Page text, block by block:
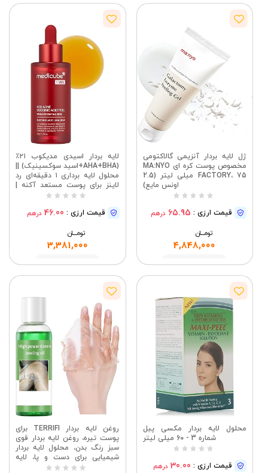
ژل لایه بردار آنزیمی گالاکتومی
مخصوص پوست کره ای MA:NYO
FACTORY، 75 میلی لیتر (2.5
اونس مایع)
قیمت ارزی : 65.95 درهم
تومــــــان
4,848,000
مشاهده
لایه بردار اسیدی مدیکوب ۲۱٪
(AHA+BHA+اسید سوکسینیک) ||
محلول لایه برداری ۱ دقیقه‌ای رد
لاینز برای پوست مستعد آکنه |
غیر محرک اما موثر | محصولات
اونس مایع)
قیمت ارزی : 46.00 درهم
تومــــــان
3,381,000
مشاهده
محلول لایه بردار مکسی پیل
شماره 3 - 60 میلی لیتر
قیمت ارزی : 30.00 درهم
روغن لایه بردار TERRIFI برای
پوست تیره، روغن لایه بردار قوی
سبز رنگ بدن، محلول لایه بردار
شیمیایی برای دست و پا، لایه
برداری موثر برای پوستی صاف و